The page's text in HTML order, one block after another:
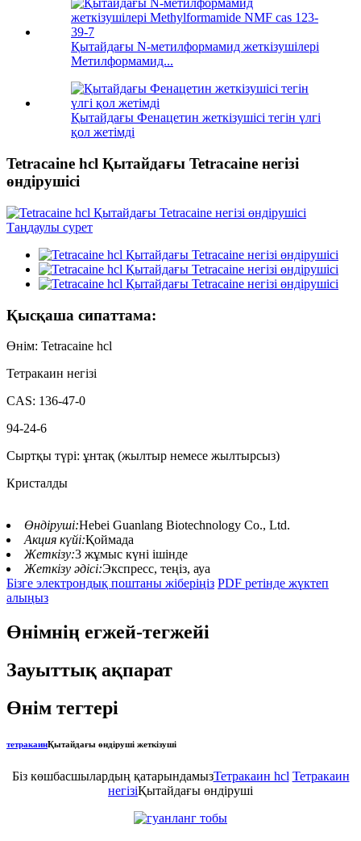
Қытайдағы N-метилформамид жеткізушілері
Метилформамид...
Қытайдағы Фенацетин жеткізушісі тегін үлгі
қол жетімді
Tetracaine hcl Қытайдағы Tetracaine негізі
өндірушісі
Қысқаша сипаттама:
Өнім: Tetracaine hcl
Тетракаин негізі
CAS: 136-47-0
94-24-6
Сыртқы түрі: ұнтақ (жылтыр немесе жылтырсыз)
Кристалды
Өндіруші:Hebei Guanlang Biotechnology Co., Ltd.
Акция күйі:Қоймада
Жеткізу:3 жұмыс күні ішінде
Жеткізу әдісі:Экспресс, теңіз, ауа
Бізге электрондық поштаны жіберіңіз PDF ретінде жүктеп
алыңыз
Өнімнің егжей-тегжейі
Зауыттық ақпарат
Өнім тегтері
тетракаинҚытайдағы өндіруші жеткізуші
Біз көшбасшылардың қатарындамызТетракаин hcl Тетракаин
негізіҚытайдағы өндіруші